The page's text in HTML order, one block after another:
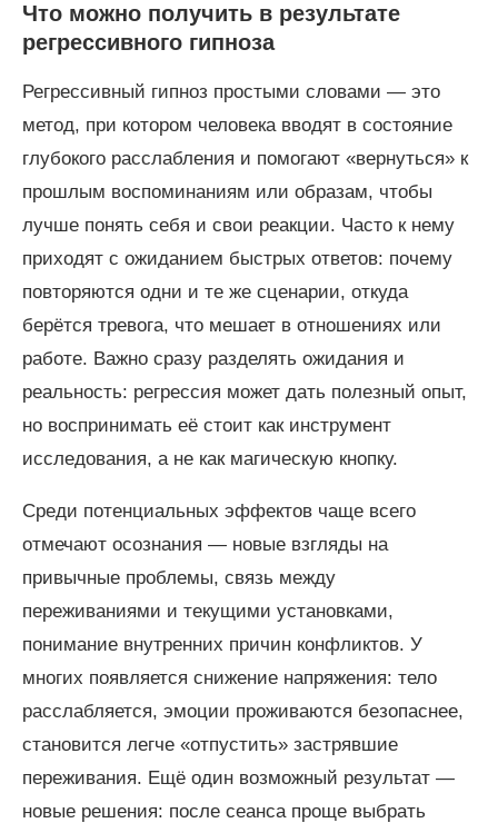
Что можно получить в результате
регрессивного гипноза
Регрессивный гипноз простыми словами — это
метод, при котором человека вводят в состояние
глубокого расслабления и помогают «вернуться» к
прошлым воспоминаниям или образам, чтобы
лучше понять себя и свои реакции. Часто к нему
приходят с ожиданием быстрых ответов: почему
повторяются одни и те же сценарии, откуда
берётся тревога, что мешает в отношениях или
работе. Важно сразу разделять ожидания и
реальность: регрессия может дать полезный опыт,
но воспринимать её стоит как инструмент
исследования, а не как магическую кнопку.
Среди потенциальных эффектов чаще всего
отмечают осознания — новые взгляды на
привычные проблемы, связь между
переживаниями и текущими установками,
понимание внутренних причин конфликтов. У
многих появляется снижение напряжения: тело
расслабляется, эмоции проживаются безопаснее,
становится легче «отпустить» застрявшие
переживания. Ещё один возможный результат —
новые решения: после сеанса проще выбрать